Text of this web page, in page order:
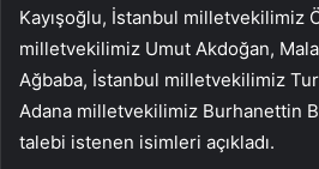
Kayışoğlu, İstanbul milletvekilimiz
milletvekilimiz Umut Akdoğan,
Ağbaba, İstanbul milletvekilimiz
Adana milletvekilimiz Burhanettin
talebi istenen isimleri açıkladı.